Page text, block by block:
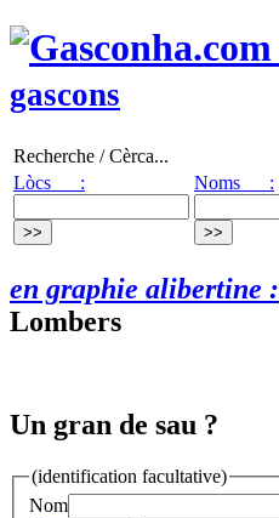
gascons
Recherche / Cèrca...
Lòcs :
Noms :
en graphie alibertine :
Lombers
Un gran de sau ?
(identification facultative)
Nom